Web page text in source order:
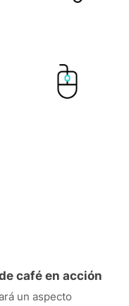
café en acción
un aspecto